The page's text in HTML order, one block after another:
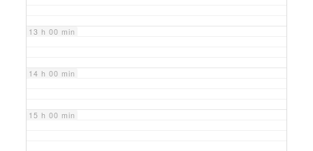
13 h 00 min
14 h 00 min
15 h 00 min